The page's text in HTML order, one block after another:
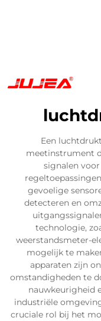
Een
meetinstrument
signalen
gevoelige
detecteren en
technologie,
weerstandsmeter-
mogelijk te
apparaten zijn
omstandigheden te
nauwkeurigheid
industriële
cruciale rol bij het